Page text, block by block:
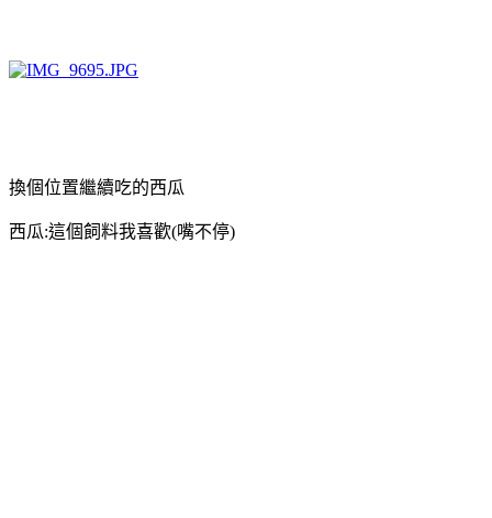
換個位置繼續吃的西瓜
西瓜:這個飼料我喜歡(嘴不停)